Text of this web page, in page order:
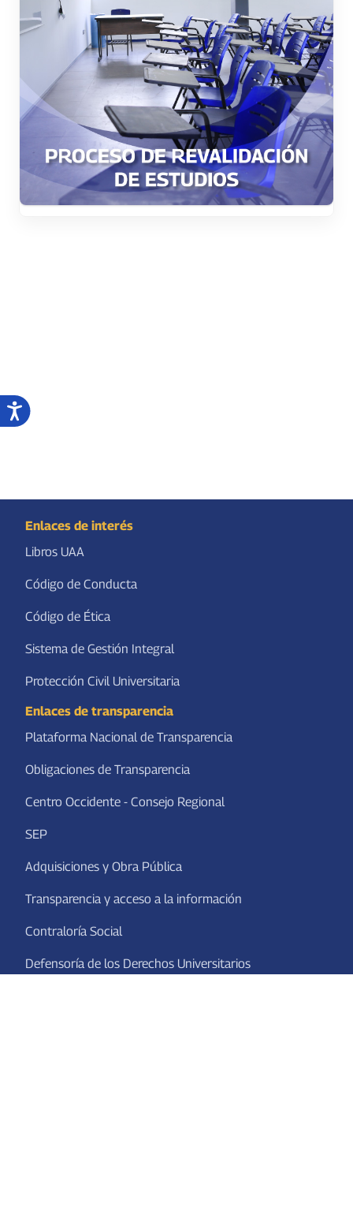
Enlaces de interés
Libros UAA
Código de Conducta
Código de Ética
Sistema de Gestión Integral
Protección Civil Universitaria
Enlaces de transparencia
Plataforma Nacional de Transparencia
Obligaciones de Transparencia
Centro Occidente - Consejo Regional
SEP
Adquisiciones y Obra Pública
Transparencia y acceso a la información
Contraloría Social
Defensoría de los Derechos Universitarios